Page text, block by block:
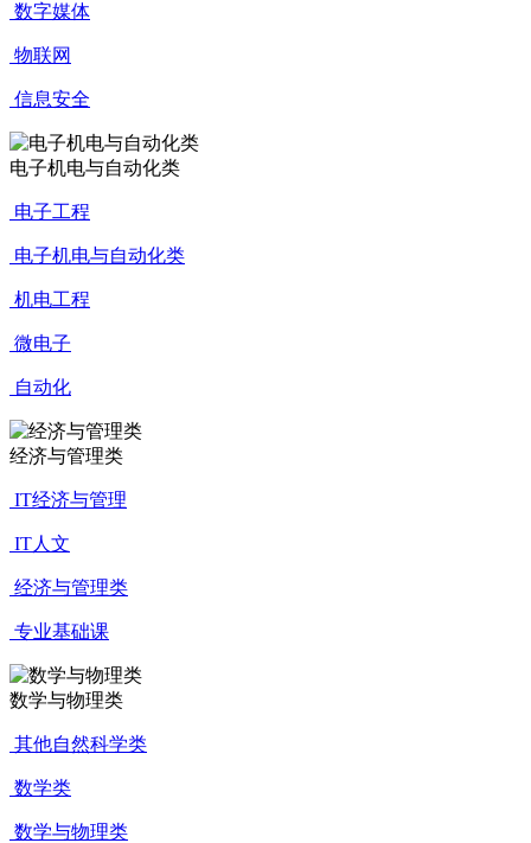
数字媒体
物联网
信息安全
电子机电与自动化类
电子工程
电子机电与自动化类
机电工程
微电子
自动化
经济与管理类
IT经济与管理
IT人文
经济与管理类
专业基础课
数学与物理类
其他自然科学类
数学类
数学与物理类